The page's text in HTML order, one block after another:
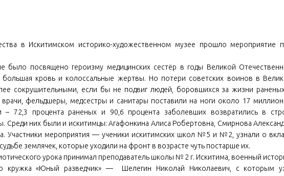
в Искитимском историко-художественном музее прошло мероприятие
было посвящено героизму медицинских сестёр в годы Великой
кровь и колоссальные жертвы. Но потери советских воинов в
сокрушительными, если бы не подвиг людей, боровшихся за жизни
фельдшеры, медсестры и санитары поставили на ноги около 17
72,3 процента раненых и 90,6 процента заболевших возвратились в
них были и искитимцы: Агафонкина Алиса Робертовна, Смирнова
Участники мероприятия — ученики искитимских школ №5 и №2, узнали о
землячек, которые уходили на фронт в возрасте чуть постарше их.
урока принимал преподаватель школы № 2 г. Искитима, военный
кружка «Юный разведчик» — Шелегин Николай Николаевич, с которым